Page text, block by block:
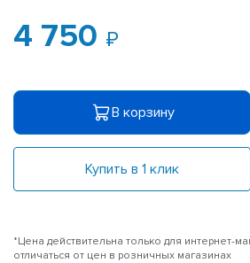
4 750
В корзину
Купить в 1 клик
*Цена действительна только для интернет-
отличаться от цен в розничных магазинах